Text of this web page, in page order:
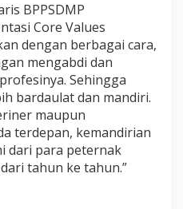
BPPSDMP
Core Values
dengan berbagai cara,
mengabdi dan
Sehingga
bardaulat dan mandiri.
maupun
terdepan, kemandirian
dari para peternak
tahun ke tahun.”